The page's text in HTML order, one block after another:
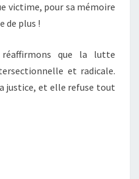
victime, pour sa mémoire
de plus !
que la lutte
et radicale.
justice, et elle refuse tout